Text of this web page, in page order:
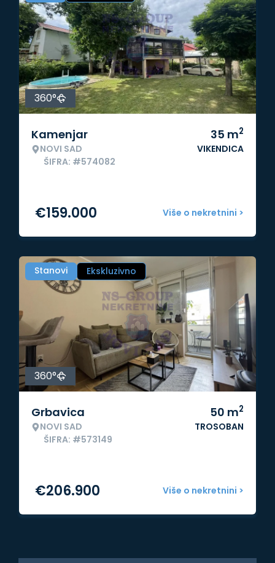
360°
Kamenjar
NOVI SAD
ŠIFRA: #574082
35 m2
VIKENDICA
Više o nekretnini >
€159.000
Stanovi Ekskluzivno
360°
Grbavica
NOVI SAD
ŠIFRA: #573149
50 m2
TROSOBAN
Više o nekretnini >
€206.900